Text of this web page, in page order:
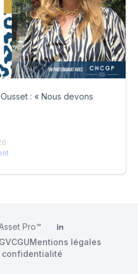
: « Nous devons
Pro™ LinkedIn
CGUMentions légales
confidentialité